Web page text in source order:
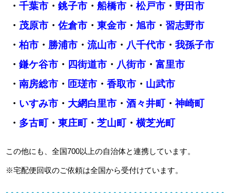
・ 千葉市・ 銚子市・ 船橋市・ 松戸市・ 野田市
・ 茂原市・ 佐倉市・ 東金市・ 旭市・ 習志野市
・柏市・ 勝浦市・ 流山市・ 八千代市・ 我孫子市
・ 鎌ケ谷市・ 四街道市・ 八街市・ 富里市
・ 南房総市・ 匝瑳市・ 香取市・ 山武市
・ いすみ市・ 大網白里市・ 酒々井町・神崎町
・ 多古町・ 東庄町・ 芝山町・ 横芝光町
この他にも、全国700以上の自治体と連携しています。
※宅配便回収のご依頼は全国から受付けています。